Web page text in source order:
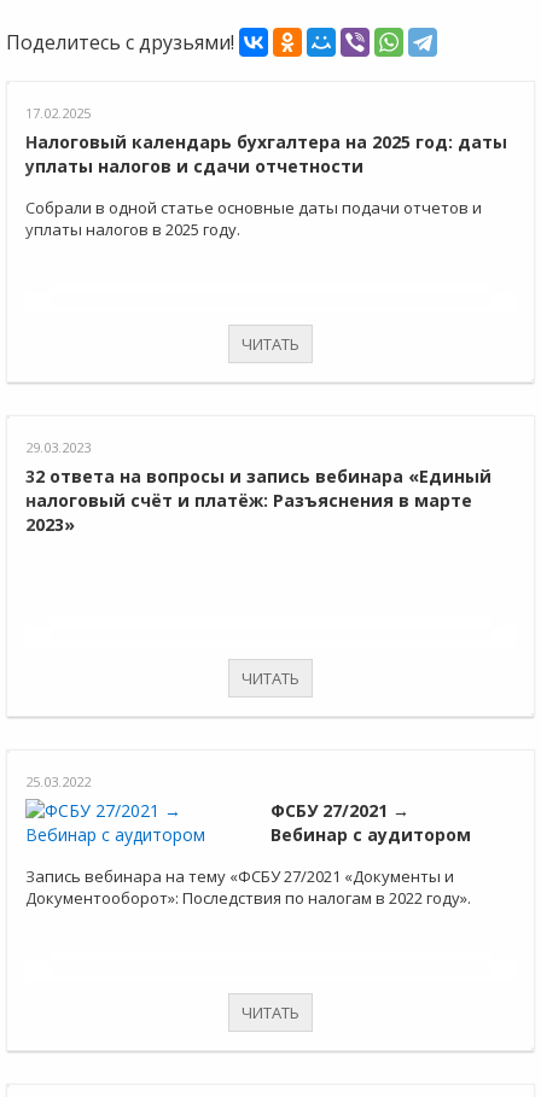
Поделитесь с друзьями!
17.02.2025
Налоговый календарь бухгалтера на 2025 год: даты
уплаты налогов и сдачи отчетности
Собрали в одной статье основные даты подачи отчетов и
уплаты налогов в 2025 году.
ЧИТАТЬ
29.03.2023
32 ответа на вопросы и запись вебинара «Единый
налоговый счёт и платёж: Разъяснения в марте
2023»
ЧИТАТЬ
25.03.2022
ФСБУ 27/2021 →
Вебинар с аудитором
Запись вебинара на тему «ФСБУ 27/2021 «Документы и
Документооборот»: Последствия по налогам в 2022 году».
ЧИТАТЬ